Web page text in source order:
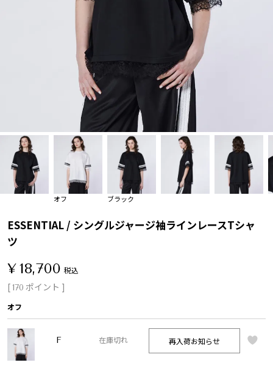
オフ ブラック
ESSENTIAL / シングルジャージ袖ラインレースTシャ
ツ
¥18,700 税込
[170 ポイント ]
オフ
F 在庫切れ 再入荷お知らせ